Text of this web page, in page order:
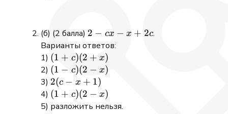
(б) (2 балла) 2
-
cx
-
x
+
2c
2 − cx − x + 2c.
Варианты ответов:
1) (1+c)
(2+x)
(1 + c)(2 + x)
2) (1-
c)
(2-
x)
(1 − c)(2 − x)
3) 2(c
- x
+
2(c − x + 1)
4) (1+c)
(2-x)
(1 + c)(2 − x)
5) разложить нельзя.